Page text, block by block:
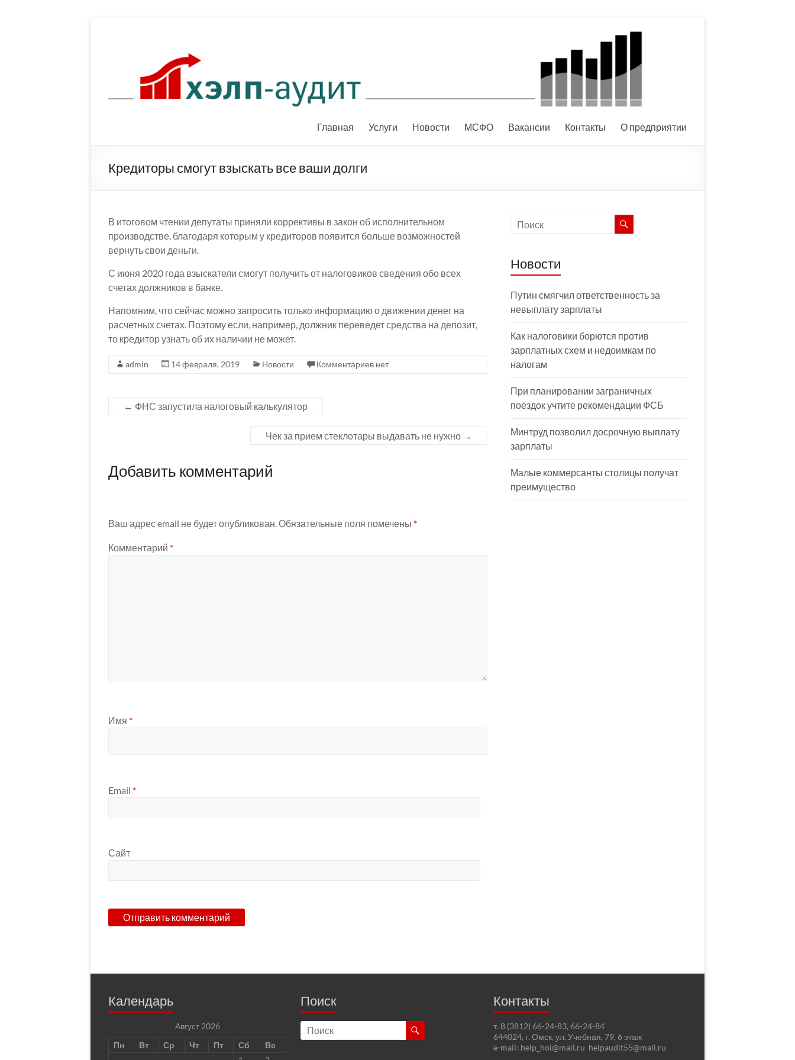
Главная Услуги Новости МСФО Вакансии Контакты О предприятии
Кредиторы смогут взыскать все ваши долги
В итоговом чтении депутаты приняли коррективы в закон об исполнительном
производстве, благодаря которым у кредиторов появится больше возможностей
вернуть свои деньги.
С июня 2020 года взыскатели смогут получить от налоговиков сведения обо всех
счетах должников в банке.
Напомним, что сейчас можно запросить только информацию о движении денег на
расчетных счетах. Поэтому если, например, должник переведет средства на депозит,
то кредитор узнать об их наличии не может.
admin 14 февраля, 2019 Новости Комментариев нет
← ФНС запустила налоговый калькулятор
Чек за прием стеклотары выдавать не нужно →
Добавить комментарий
Ваш адрес email не будет опубликован. Обязательные поля помечены *
Комментарий *
Имя *
Email *
Сайт
Новости
Путин смягчил ответственность за
невыплату зарплаты
Как налоговики борются против
зарплатных схем и недоимкам по
налогам
При планировании заграничных
поездок учтите рекомендации ФСБ
Минтруд позволил досрочную выплату
зарплаты
Малые коммерсанты столицы получат
преимущество
Календарь
Август 2026
Пн
Вт Ср Чт Пт Сб
Вс
Поиск Контакты
т. 8 (3812) 66-24-83, 66-24-84
644024, г. Омск, ул. Учебная, 79, 6 этаж
e-mail: help_hoi@mail.ru helpaudit55@mail.ru